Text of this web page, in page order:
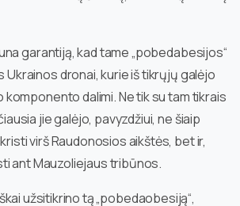
garantiją, kad tame „pobedabesijos“
Ukrainos dronai, kurie iš tikrųjų galėjo
dalimi. Ne tik su tam tikrais
jie galėjo, pavyzdžiui, ne šiaip
virš Raudonosios aikštės, bet ir,
ant Mauzoliejaus tribūnos.
užsitikrino tą „pobedaobesiją“,